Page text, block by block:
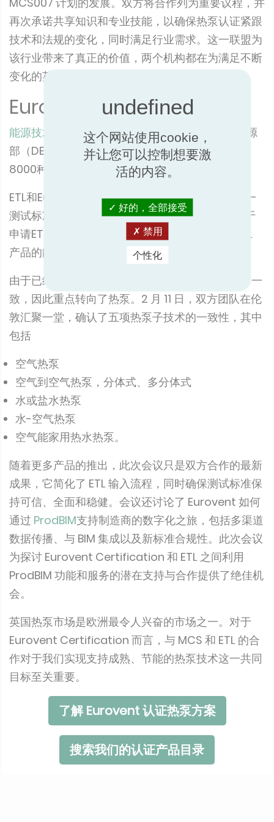
再次承诺共享知识和专业技能，以确保热泵认证紧跟
技术和法规的变化，同时满足行业需求。这一联盟为
该行业带来了真正的价值，两个机构都在为满足不断
变化的英国市场需求而不懈努力。
Eurovent 与 ETL 结盟
能源技术清单（ETL）是一个由能源安全和零净能源
部（DESNZ）支持的计划，包括65个子技术组约
8000种经过独立验证和认证的节能产品。
ETL和Eurovent认证自2024年初开始合作，以统一
测试标准，从而使Eurovent认证的测试报告可用于
申请ETL，前提是产品符合其严格的能效标准。ETL
产品的能效必须在同类产品中排名前 25%。
由于已经与蒸发式空气冷却器和冷藏展示柜达成了一
致，因此重点转向了热泵。2 月 11 日，双方团队在伦
敦汇聚一堂，确认了五项热泵子技术的一致性，其中
包括
空气热泵
空气到空气热泵，分体式、多分体式
水或盐水热泵
水-空气热泵
空气能家用热水热泵。
随着更多产品的推出，此次会议只是双方合作的最新
成果，它简化了 ETL 输入流程，同时确保测试标准保
持可信、全面和稳健。会议还讨论了 Eurovent 如何
通过 ProdBIM支持制造商的数字化之旅，包括多渠道
数据传播、与 BIM 集成以及新标准合规性。此次会议
为探讨 Eurovent Certification 和 ETL 之间利用
ProdBIM 功能和服务的潜在支持与合作提供了绝佳机
会。
英国热泵市场是欧洲最令人兴奋的市场之一。对于
Eurovent Certification 而言，与 MCS 和 ETL 的合
作对于我们实现支持成熟、节能的热泵技术这一共同
目标至关重要。
了解 Eurovent 认证热泵方案
搜索我们的认证产品目录
这个网站使用cookie，
并让您可以控制想要激
活的内容。
好的，全部接受
禁用
个性化